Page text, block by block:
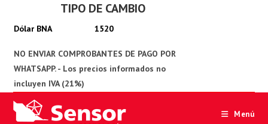
TIPO DE CAMBIO
1520
Menú